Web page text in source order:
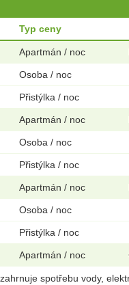
Typ ceny
Apartmán / noc
Osoba / noc
Přistýlka / noc
Apartmán / noc
Osoba / noc
Přistýlka / noc
Apartmán / noc
Osoba / noc
Přistýlka / noc
Apartmán / noc
spotřebu vody,